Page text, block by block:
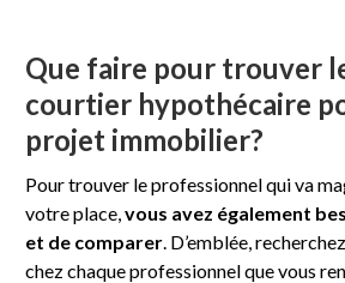
Que faire pour trouver
courtier hypothécaire
projet immobilier?
Pour trouver le professionnel qui va
votre place,vous avez également
et de comparer. D’emblée,
chez chaque professionnel que vous